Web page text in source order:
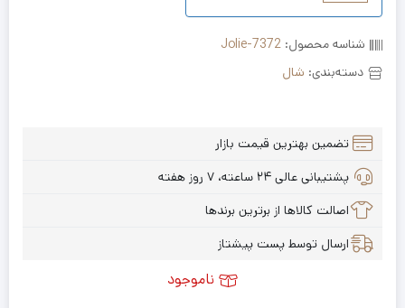
شناسه محصول: Jolie-7372
دسته‌بندی: شال
تضمین بهترین قیمت بازار
پشتیبانی عالی ۲۴ ساعته، ۷ روز هفته
اصالت کالاها از برترین برندها
ارسال توسط پست پیشتاز
ناموجود